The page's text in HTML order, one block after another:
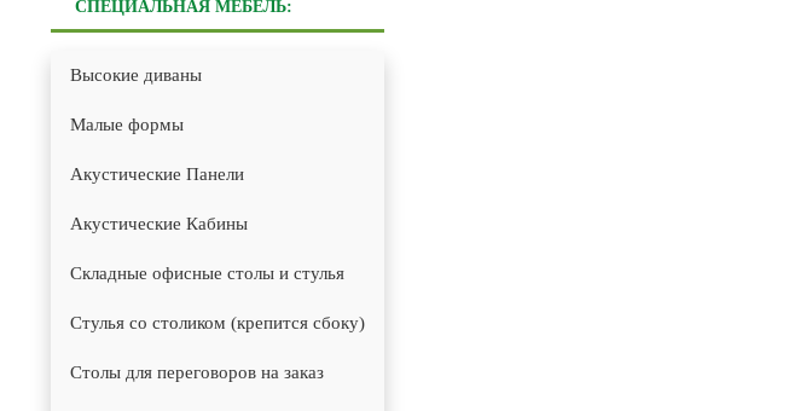
СПЕЦИАЛЬНАЯ МЕБЕЛЬ:
Высокие диваны
Малые формы
Акустические Панели
Акустические Кабины
Складные офисные столы и стулья
Стулья со столиком (крепится сбоку)
Столы для переговоров на заказ